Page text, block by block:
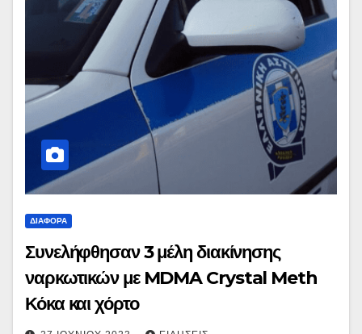
ΔΙΆΦΟΡΑ
Συνελήφθησαν 3 μέλη διακίνησης
ναρκωτικών με MDMA Crystal Meth
Κόκα και χόρτο